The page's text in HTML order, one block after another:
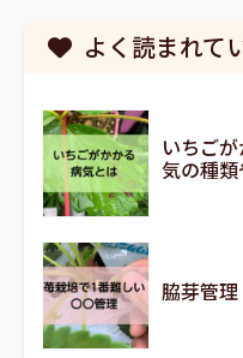
よく読まれて
いちご
気の種
脇芽管理